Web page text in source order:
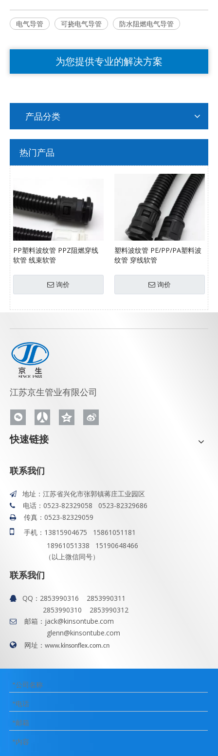
电气导管 可挠电气导管 防水阻燃电气导管
为您提供专业的解决方案
产品分类
热门产品
PP塑料波纹管 PPZ阻燃穿线
软管 线束软管
询价
塑料波纹管 PE/PP/PA塑料波
纹管 穿线软管
询价
江苏京生管业有限公司
快速链接
联系我们
 地址：江苏省兴化市张郭镇蒋庄工业园区
 电话：0523-82329058 0523-82329686
 传真：0523-82329059

手机：13815904675 15861051181
18961051338 15190648466
（以上微信同号）
联系我们
 QQ： 2853990316 2853990311
2853990310 2853990312
 邮箱： jack@kinsontube.com
glenn@kinsontube.com
 网址： www.kinsonflex.com.cn